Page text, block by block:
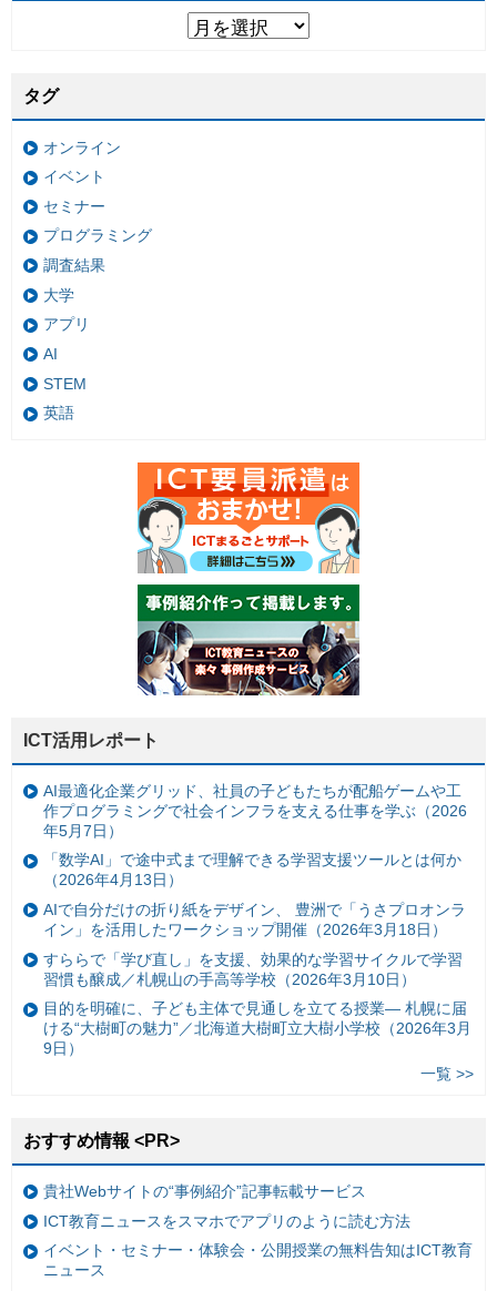
タグ
オンライン
イベント
セミナー
プログラミング
調査結果
大学
アプリ
AI
STEM
英語
ICT活用レポート
AI最適化企業グリッド、社員の子どもたちが配船ゲームや工
作プログラミングで社会インフラを支える仕事を学ぶ（2026
年5月7日）
「数学AI」で途中式まで理解できる学習支援ツールとは何か
（2026年4月13日）
AIで自分だけの折り紙をデザイン、 豊洲で「うさプロオンラ
イン」を活用したワークショップ開催（2026年3月18日）
すららで「学び直し」を支援、効果的な学習サイクルで学習
習慣も醸成／札幌山の手高等学校（2026年3月10日）
目的を明確に、子ども主体で見通しを立てる授業— 札幌に届
ける“大樹町の魅力”／北海道大樹町立大樹小学校（2026年3月
9日）
一覧 >>
おすすめ情報 <PR>
貴社Webサイトの“事例紹介”記事転載サービス
ICT教育ニュースをスマホでアプリのように読む方法
イベント・セミナー・体験会・公開授業の無料告知はICT教育
ニュース